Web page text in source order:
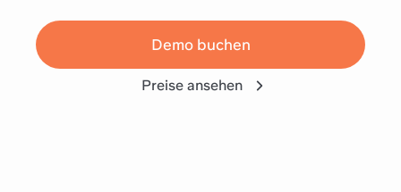
Demo buchen
Preise ansehen